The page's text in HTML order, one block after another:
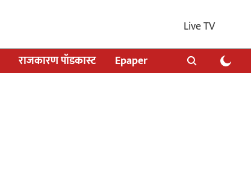
Live TV
राजकारण पॉडकास्ट Epaper